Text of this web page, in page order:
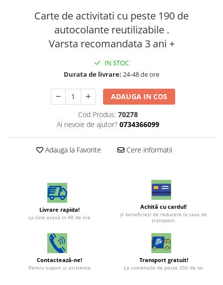
Carte de activitati cu peste 190 de
autocolante reutilizabile .
Varsta recomandata 3 ani +
IN STOC
Durata de livrare: 24-48 de ore
ADAUGA IN COS
Cod Produs: 70278
Ai nevoie de ajutor? 0734366099
Adauga la Favorite Cere informatii
Livrare rapida!
La tine acasă in 48 de ore
Achită cu cardul!
şi beneficiezi de reducere la taxa de
transport.
Contactează-ne!
Pentru suport si asistenta
Transport gratuit!
La comenzile de peste 350 de lei